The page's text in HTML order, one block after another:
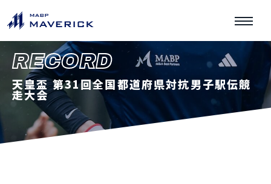
RECORD
天皇盃 第31回全国都道府県対抗男子駅伝競
走大会